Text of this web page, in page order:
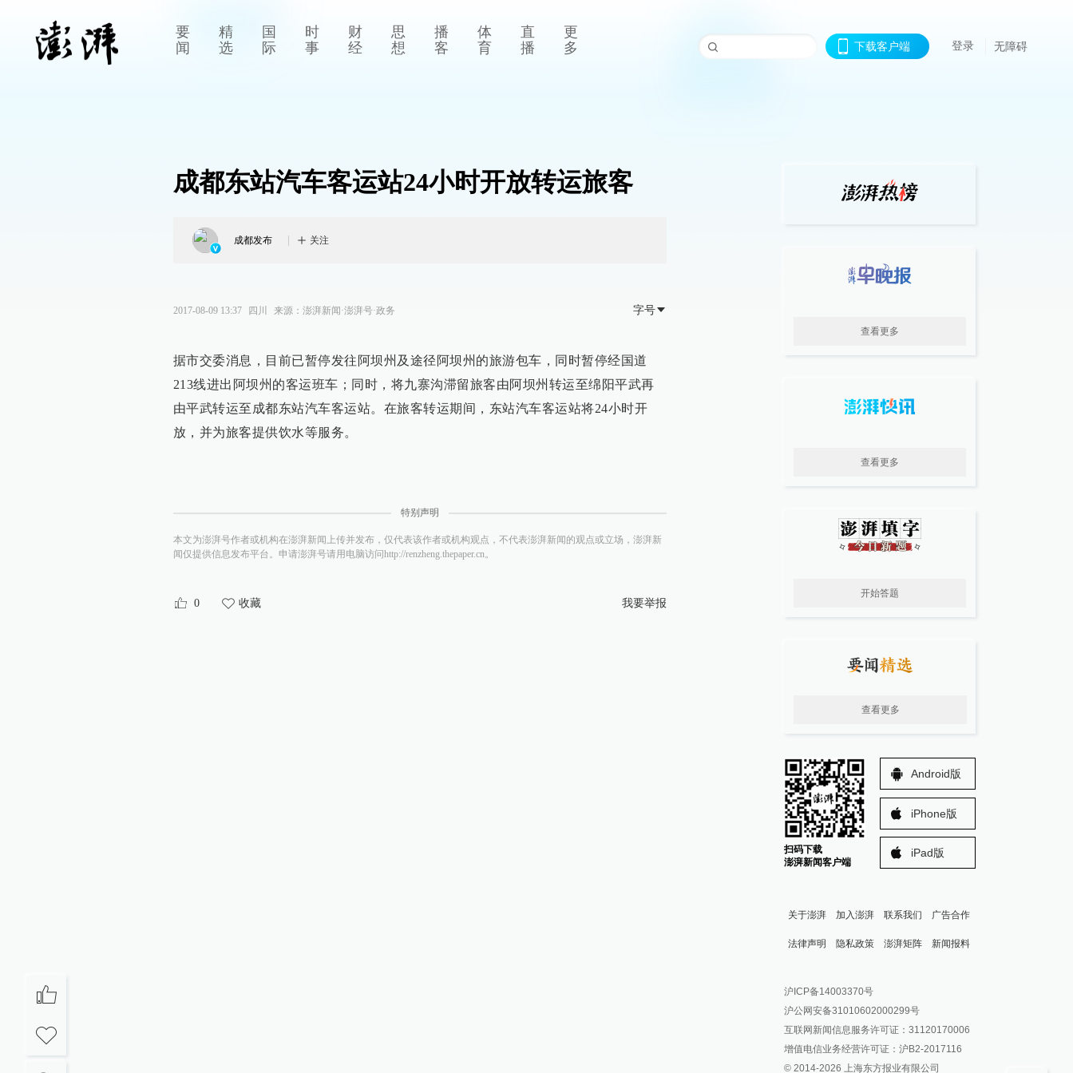
要
闻
精
选
国
际
时
事
财
经
思
想
播
客
体
育
直
播
更
多
下载客户端 登录 无障碍
成都东站汽车客运站24小时开放转运旅客
成都发布 关注
2017-08-09 13:37 四川 来源： 澎湃新闻·澎湃号·政务 字号
据市交委消息，目前已暂停发往阿坝州及途径阿坝州的旅游包车，同时暂停经国道
213线进出阿坝州的客运班车；同时，将九寨沟滞留旅客由阿坝州转运至绵阳平武再
由平武转运至成都东站汽车客运站。在旅客转运期间，东站汽车客运站将24小时开
放，并为旅客提供饮水等服务。
特别声明
本文为澎湃号作者或机构在澎湃新闻上传并发布，仅代表该作者或机构观点，不代表澎湃新闻的观点或立场，澎湃新
闻仅提供信息发布平台。申请澎湃号请用电脑访问http://renzheng.thepaper.cn。
0 收藏 我要举报
查看更多
查看更多
开始答题
查看更多
扫码下载
澎湃新闻客户端
Android版
iPhone版
iPad版
关于澎湃 加入澎湃 联系我们 广告合作
法律声明 隐私政策 澎湃矩阵
澎湃新闻公众号
澎湃新闻抖音号
派生万物开放平台
IP SHANGHAI
新闻报料
报料邮箱: news@thepaper.cn
沪ICP备14003370号
沪公网安备31010602000299号
互联网新闻信息服务许可证：31120170006
增值电信业务经营许可证：沪B2-2017116
© 2014-2026 上海东方报业有限公司